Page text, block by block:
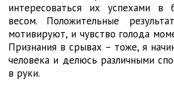
интересоваться их успехами
весом. Положительные
мотивируют, и чувство голода
Признания в срывах – тоже, я
человека и делюсь различными
в руки.